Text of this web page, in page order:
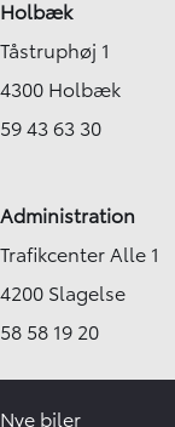
Holbæk
Tåstruphøj 1
4300 Holbæk
59 43 63 30
Administration
Trafikcenter Alle 1
4200 Slagelse
58 58 19 20
Nye biler